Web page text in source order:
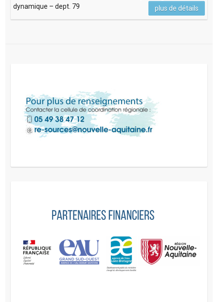
dynamique – dept. 79
plus de détails